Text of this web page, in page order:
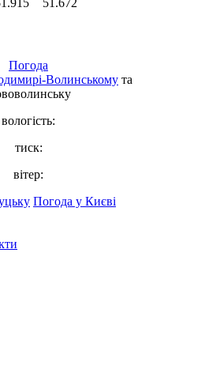
Погода
Волинському та
вологість:
тиск:
вітер:
Погода у Києві